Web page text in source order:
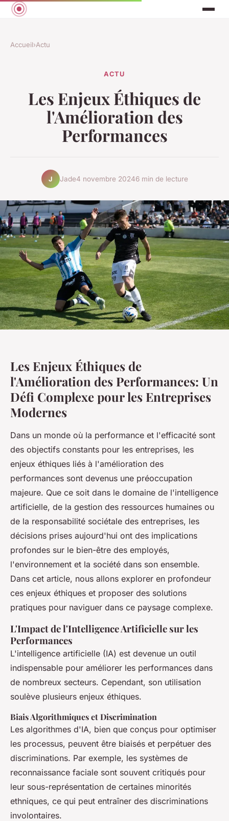
Accueil›Actu
ACTU
Les Enjeux Éthiques de
l'Amélioration des
Performances
J Jade4 novembre 20246 min de lecture
Les Enjeux Éthiques de
l'Amélioration des Performances: Un
Défi Complexe pour les Entreprises
Modernes
Dans un monde où la performance et l'efficacité sont
des objectifs constants pour les entreprises, les
enjeux éthiques liés à l'amélioration des
performances sont devenus une préoccupation
majeure. Que ce soit dans le domaine de l'intelligence
artificielle, de la gestion des ressources humaines ou
de la responsabilité sociétale des entreprises, les
décisions prises aujourd'hui ont des implications
profondes sur le bien-être des employés,
l'environnement et la société dans son ensemble.
Dans cet article, nous allons explorer en profondeur
ces enjeux éthiques et proposer des solutions
pratiques pour naviguer dans ce paysage complexe.
L'Impact de l'Intelligence Artificielle sur les
Performances
L'intelligence artificielle (IA) est devenue un outil
indispensable pour améliorer les performances dans
de nombreux secteurs. Cependant, son utilisation
soulève plusieurs enjeux éthiques.
Biais Algorithmiques et Discrimination
Les algorithmes d'IA, bien que conçus pour optimiser
les processus, peuvent être biaisés et perpétuer des
discriminations. Par exemple, les systèmes de
reconnaissance faciale sont souvent critiqués pour
leur sous-représentation de certaines minorités
ethniques, ce qui peut entraîner des discriminations
involontaires.